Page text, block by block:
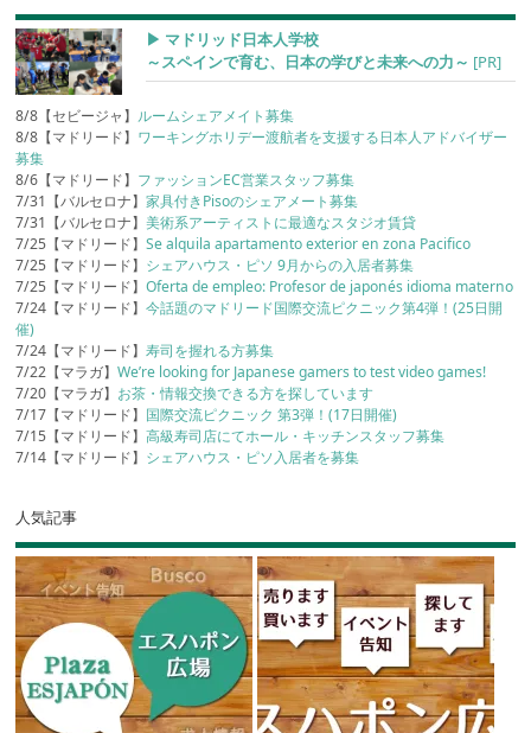
▶︎ マドリッド日本人学校
～スペインで育む、日本の学びと未来への力～ [PR]
8/8【セビージャ】 ルームシェアメイト募集
8/8【マドリード】 ワーキングホリデー渡航者を支援する日本人アドバイザー
募集
8/6【マドリード】 ファッションEC営業スタッフ募集
7/31【バルセロナ】家具付きPisoのシェアメート募集
7/31【バルセロナ】美術系アーティストに最適なスタジオ賃貸
7/25【マドリード】Se alquila apartamento exterior en zona Pacifico
7/25【マドリード】 シェアハウス・ピソ 9月からの入居者募集
7/25【マドリード】Oferta de empleo: Profesor de japonés idioma materno
7/24【マドリード】今話題のマドリード国際交流ピクニック第4弾！(25日開
催)
7/24【マドリード】寿司を握れる方募集
7/22【マラガ】We’re looking for Japanese gamers to test video games!
7/20【マラガ】 お茶・情報交換できる方を探しています
7/17【マドリード】 国際交流ピクニック 第3弾！(17日開催)
7/15【マドリード】高級寿司店にてホール・キッチンスタッフ募集
7/14【マドリード】 シェアハウス・ピソ入居者を募集
人気記事